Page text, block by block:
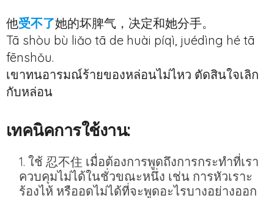
他受不了她的坏脾气，决定和她分手。
Tā shòu bù liǎo tā de huài píqì, juédìng hé tā
fēnshǒu.
เขาทนอารมณ์ร้ายของหล่อนไม่ไหว ตัดสินใจเลิก
กับหล่อน
เทคนิคการใช้งาน:
ใช้ 忍不住 เมื่อต้องการพูดถึงการกระทำที่เรา
ควบคุมไม่ได้ในชั่วขณะหนึ่ง เช่น การหัวเราะ
ร้องไห้ หรืออดไม่ได้ที่จะพูดอะไรบางอย่างออก